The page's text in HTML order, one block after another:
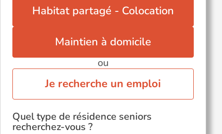
Habitat partagé - Colocation
Maintien à domicile
ou
Je recherche un emploi
Quel type de résidence seniors
recherchez-vous ?